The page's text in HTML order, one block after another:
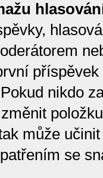
nikdo
může
se